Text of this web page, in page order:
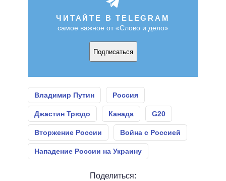
ЧИТАЙТЕ В TELEGRAM
самое важное от «Слово и дело»
Подписаться
Владимир Путин Россия
Джастин Трюдо Канада G20
Вторжение России Война с Россией
Нападение России на Украину
Поделиться: